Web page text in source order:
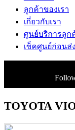
ลูกค้าของเรา
เกี่ยวกับเรา
ศูนย์บริการลูก
เช็คศูนย์ก่อนส่
TOYOTA